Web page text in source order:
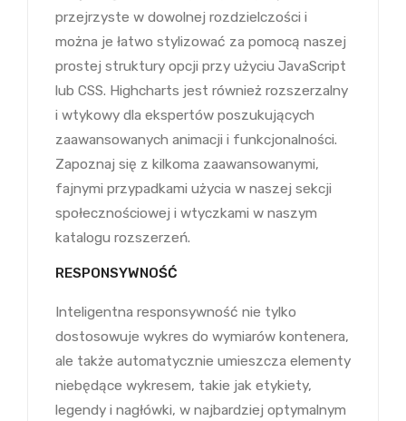
przejrzyste w dowolnej rozdzielczości i
można je łatwo stylizować za pomocą naszej
prostej struktury opcji przy użyciu JavaScript
lub CSS. Highcharts jest również rozszerzalny
i wtykowy dla ekspertów poszukujących
zaawansowanych animacji i funkcjonalności.
Zapoznaj się z kilkoma zaawansowanymi,
fajnymi przypadkami użycia w naszej sekcji
społecznościowej i wtyczkami w naszym
katalogu rozszerzeń.
RESPONSYWNOŚĆ
Inteligentna responsywność nie tylko
dostosowuje wykres do wymiarów kontenera,
ale także automatycznie umieszcza elementy
niebędące wykresem, takie jak etykiety,
legendy i nagłówki, w najbardziej optymalnym